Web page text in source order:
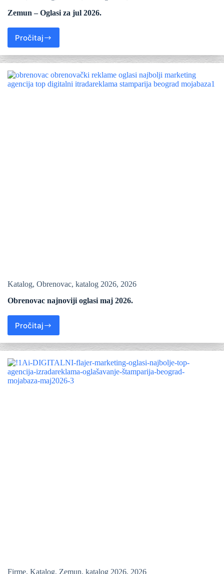
Zemun – Oglasi za jul 2026.
Pročitaj
Katalog, Obrenovac, katalog 2026, 2026
Obrenovac najnoviji oglasi maj 2026.
Pročitaj
Firme, Katalog, Zemun, katalog 2026, 2026